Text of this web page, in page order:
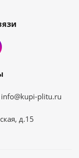
info@kupi-plitu.ru
д.15